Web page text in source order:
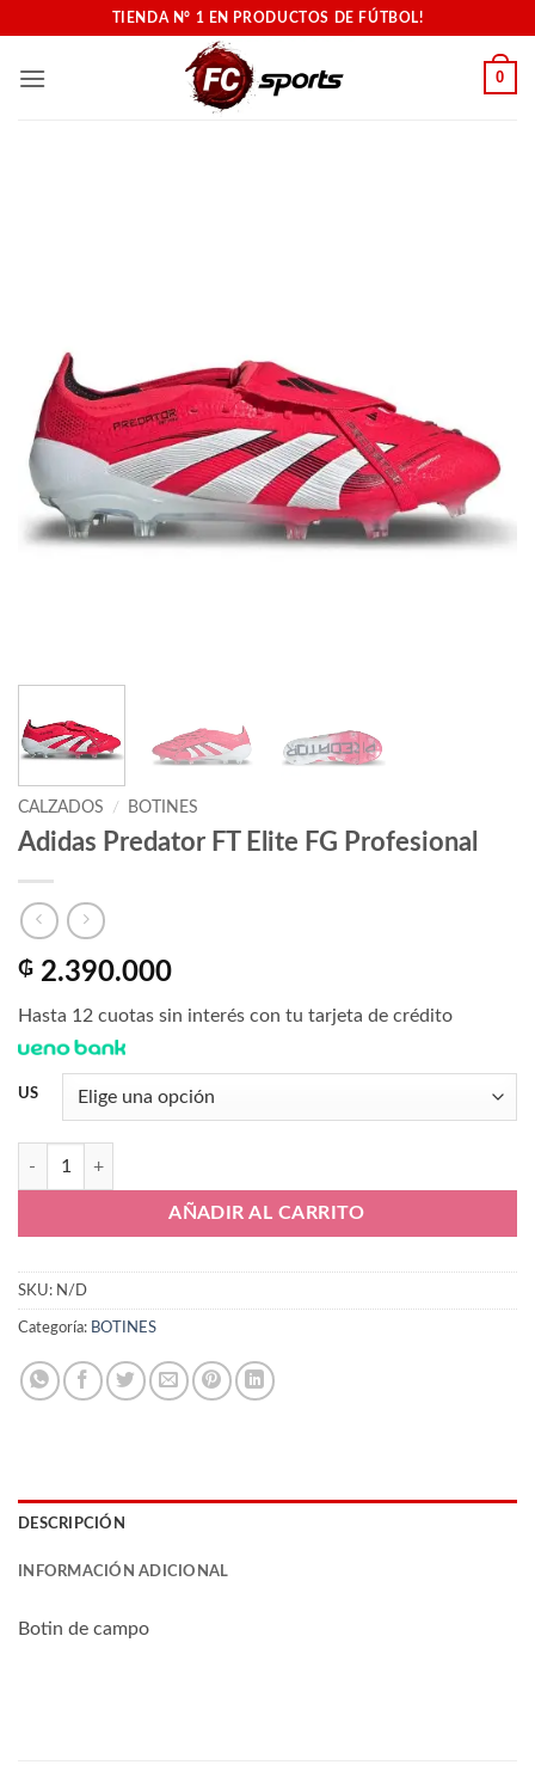
contenido
TIENDA N° 1 EN PRODUCTOS DE FÚTBOL!
0
CALZADOS / BOTINES
Adidas Predator FT Elite FG Profesional
₲ 2.390.000
Hasta 12 cuotas sin interés con tu tarjeta de crédito
US
Adidas Predator FT Elite FG Profesional cantidad
AÑADIR AL CARRITO
SKU: N/D
Categoría: BOTINES
DESCRIPCIÓN
INFORMACIÓN ADICIONAL
Botin de campo